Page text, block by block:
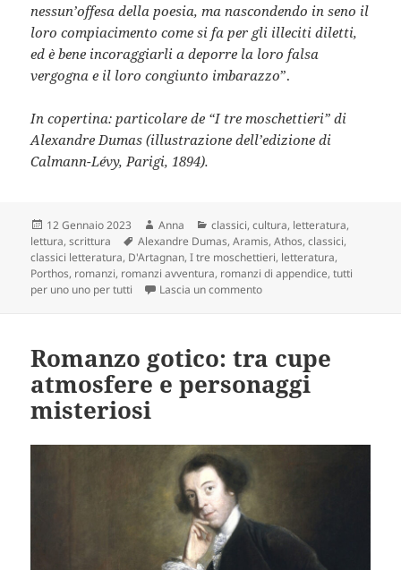
nessun’offesa della poesia, ma nascondendo in seno il
loro compiacimento come si fa per gli illeciti diletti,
ed è bene incoraggiarli a deporre la loro falsa
vergogna e il loro congiunto imbarazzo”.
In copertina: particolare de “I tre moschettieri” di
Alexandre Dumas (illustrazione dell’edizione di
Calmann-Lévy, Parigi, 1894).
Scritto
il
12 Gennaio 2023 Autore
Anna Categorie
classici,cultura, letteratura,
lettura,scrittura Tag
Alexandre Dumas,Aramis,Athos,classici,
classici letteratura, D'Artagnan,I tre moschettieri, letteratura,
Porthos, romanzi, romanzi avventura, romanzi di appendice,tutti
per uno uno per tutti
Lascia un commentosu “I tre moschettieri” di
Romanzo gotico: tra cupe
atmosfere e personaggi
misteriosi